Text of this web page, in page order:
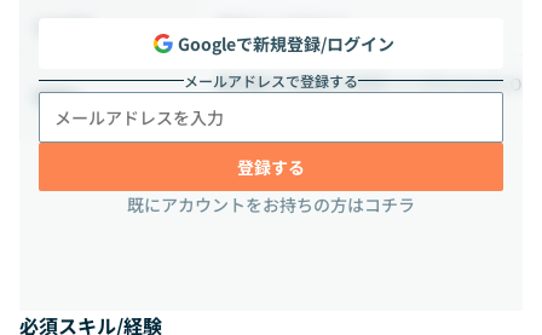
Googleで新規登録/ログイン
メールアドレスで登録する
登録する
既にアカウントをお持ちの方はコチラ
勤務地
東京都千代田区大手町1-2-1Otemachi O
neタワー6階
必須スキル/経験